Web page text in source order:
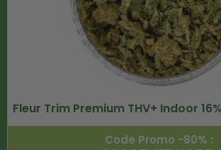
Fleur Trim Premium THV+ Indoor
Code Promo -80% :